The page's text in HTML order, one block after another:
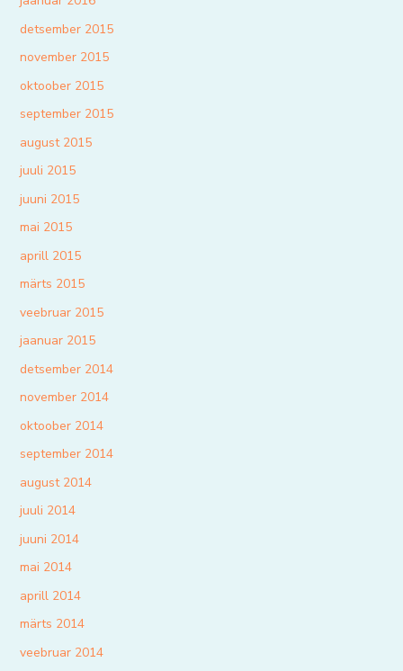
detsember 2015
november 2015
oktoober 2015
september 2015
august 2015
juuli 2015
juuni 2015
mai 2015
aprill 2015
märts 2015
veebruar 2015
jaanuar 2015
detsember 2014
november 2014
oktoober 2014
september 2014
august 2014
juuli 2014
juuni 2014
mai 2014
aprill 2014
märts 2014
veebruar 2014